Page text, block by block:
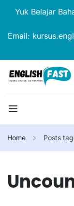
Yuk Belajar
Email:
Home Posts